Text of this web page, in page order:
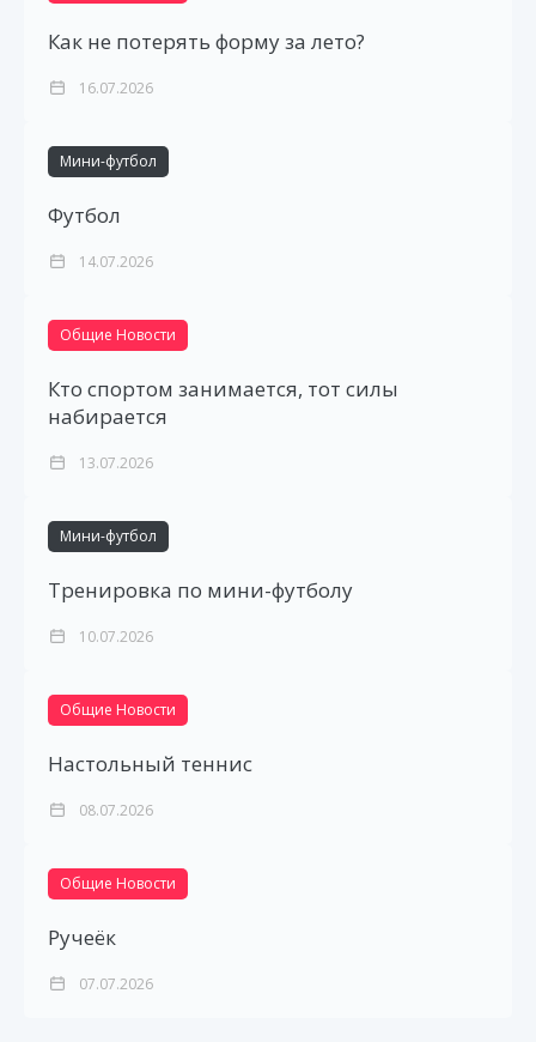
Как не потерять форму за лето?
16.07.2026
Мини-футбол
Футбол
14.07.2026
Общие Новости
Кто спортом занимается, тот силы
набирается
13.07.2026
Мини-футбол
Тренировка по мини-футболу
10.07.2026
Общие Новости
Настольный теннис
08.07.2026
Общие Новости
Ручеёк
07.07.2026